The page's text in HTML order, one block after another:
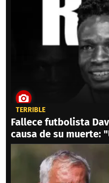
TERRIBLE
Fallece futbolista
causa de su muerte: